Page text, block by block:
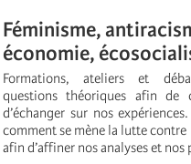
Féminisme,
économie,
Formations, ateliers et
questions théoriques afin de
d’échanger sur nos
comment se mène la lutte
afin d’affiner nos analyses et nos